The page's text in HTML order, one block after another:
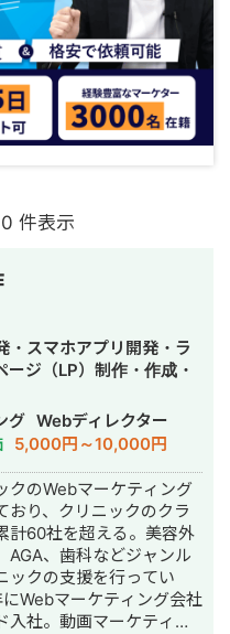
件表示
・スマホアプリ開発・ラ
ージ（LP）制作・作成・
ネル運営代行・立ち上
構築・ネットショップ作
対策・新規事業立上・
・記事作成代行・ライテ
ムページ制作・作成・バ
ザイン・ロゴデザイン・
ィング広告運用代行・オ
ア制作・構築・運用代
・動画編集・営業代行
グ Webディレクター
5,000円～10,000円
クのWebマーケティング
おり、クリニックのクラ
計60社を超える。美容外
AGA、歯科などジャンル
ックの支援を行ってい
入社。動画マーケティン